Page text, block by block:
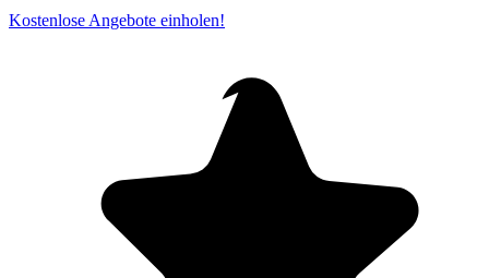
Kostenlose Angebote einholen!